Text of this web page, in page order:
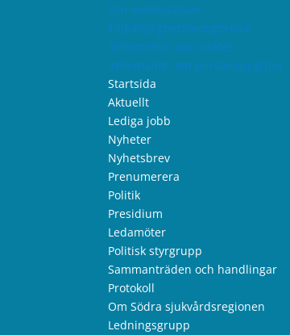
Om webbplatsen
Tillgänglighetsredogörelse
Information om cookies
Information om personuppgifter
Startsida
Aktuellt
Lediga jobb
Nyheter
Nyhetsbrev
Prenumerera
Politik
Presidium
Ledamöter
Politisk styrgrupp
Sammanträden och handlingar
Protokoll
Om Södra sjukvårdsregionen
Ledningsgrupp